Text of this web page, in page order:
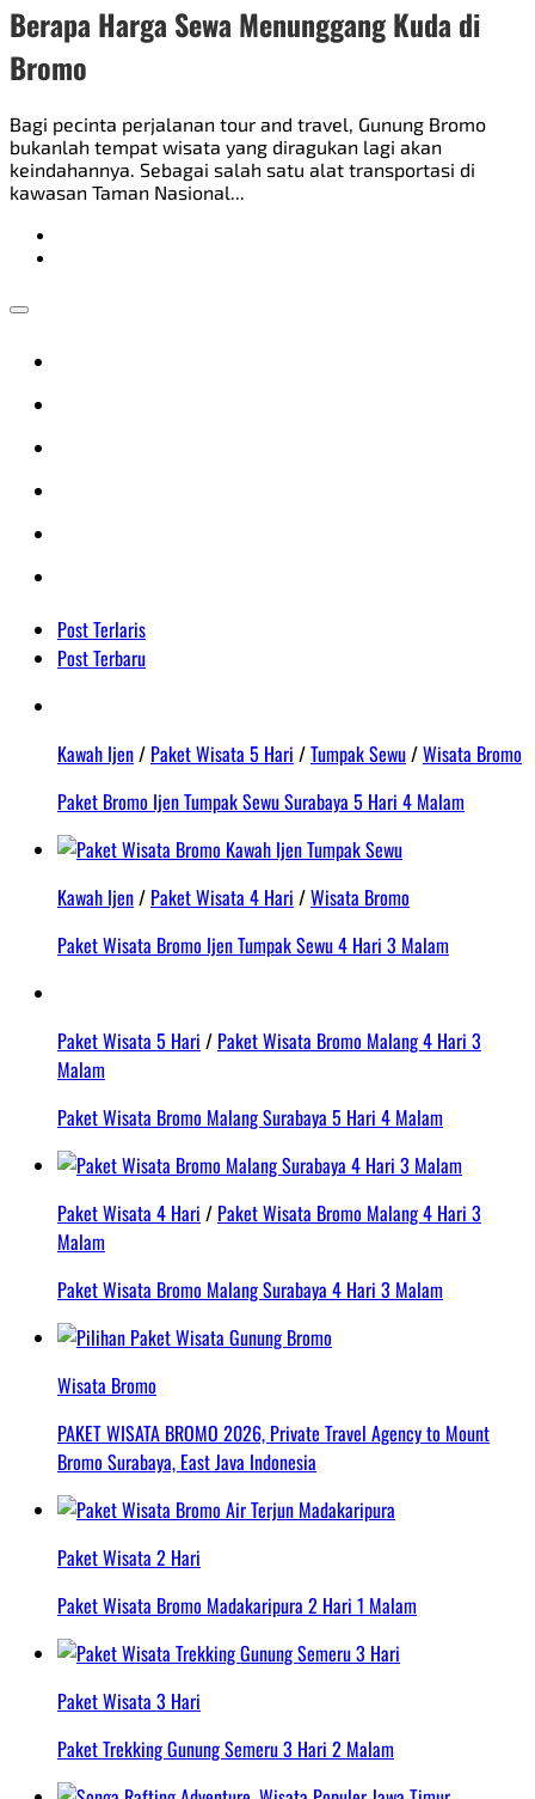
Berapa Harga Sewa Menunggang Kuda di
Bromo
Bagi pecinta perjalanan tour and travel, Gunung Bromo
bukanlah tempat wisata yang diragukan lagi akan
keindahannya. Sebagai salah satu alat transportasi di
kawasan Taman Nasional...
Post Terlaris
Post Terbaru
Kawah Ijen/ Paket Wisata 5 Hari /Tumpak Sewu/Wisata Bromo
Paket Bromo Ijen Tumpak Sewu Surabaya 5 Hari 4 Malam
Kawah Ijen/ Paket Wisata 4 Hari /Wisata Bromo
Paket Wisata Bromo Ijen Tumpak Sewu 4 Hari 3 Malam
Paket Wisata 5 Hari / Paket Wisata Bromo Malang 4 Hari 3
Malam
Paket Wisata Bromo Malang Surabaya 5 Hari 4 Malam
Paket Wisata 4 Hari / Paket Wisata Bromo Malang 4 Hari 3
Malam
Paket Wisata Bromo Malang Surabaya 4 Hari 3 Malam
Wisata Bromo
PAKET WISATA BROMO 2026, Private Travel Agency to Mount
Bromo Surabaya, East Java Indonesia
Paket Wisata 2 Hari
Paket Wisata Bromo Madakaripura 2 Hari 1 Malam
Paket Wisata 3 Hari
Paket Trekking Gunung Semeru 3 Hari 2 Malam